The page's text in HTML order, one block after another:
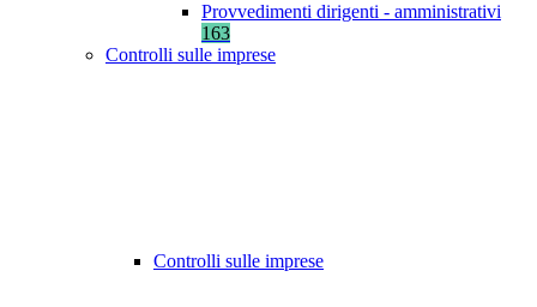
Provvedimenti dirigenti - amministrativi
163
Controlli sulle imprese
Controlli sulle imprese